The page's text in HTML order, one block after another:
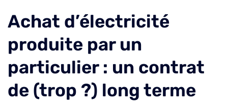
Achat d’électricité
produite par un
particulier : un contrat
de (trop ?) long terme